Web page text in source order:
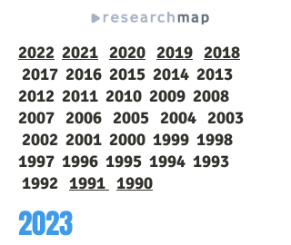
2022 2021 2020 2019 2018
2017 2016 2015 2014 2013
2012 2011 2010 2009 2008
2007 2006 2005 2004 2003
2002 2001 2000 1999 1998
1997 1996 1995 1994 1993
1992 1991 1990
2023